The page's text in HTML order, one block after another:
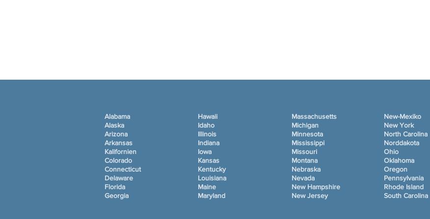
Alabama
Alaska
Arizona
Arkansas
Kalifornien
Colorado
Connecticut
Delaware
Florida
Georgia
Hawaii
Idaho
Illinois
Indiana
Iowa
Kansas
Kentucky
Louisiana
Maine
Maryland
Massachusetts
Michigan
Minnesota
Mississippi
Missouri
Montana
Nebraska
Nevada
New Hampshire
New Jersey
New-Mexiko
New York
North Carolina
Norddakota
Ohio
Oklahoma
Oregon
Pennsylvania
Rhode Island
South Carolina